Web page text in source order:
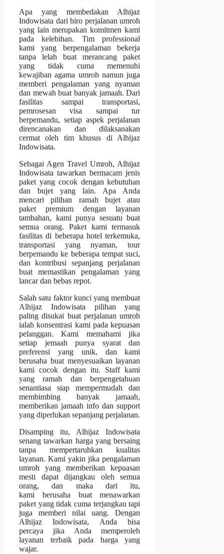
Apa yang membedakan Alhijaz
Indowisata dari biro perjalanan umroh
yang lain merupakan komitmen kami
pada kelebihan. Tim professional
kami yang berpengalaman bekerja
tanpa lelah buat merancang paket
yang tidak cuma memenuhi
kewajiban agama umroh namun juga
memberi pengalaman yang nyaman
dan mewah buat banyak jamaah. Dari
fasilitas sampai transportasi,
pemrosesan visa sampai tur
berpemandu, setiap aspek perjalanan
direncanakan dan dilaksanakan
cermat oleh tim khusus di Alhijaz
Indowisata.
Sebagai Agen Travel Umroh, Alhijaz
Indowisata tawarkan bermacam jenis
paket yang cocok dengan kebutuhan
dan bujet yang lain. Apa Anda
mencari pilihan ramah bujet atau
paket premium dengan layanan
tambahan, kami punya sesuatu buat
semua orang. Paket kami termasuk
fasilitas di beberapa hotel terkemuka,
transportasi yang nyaman, tour
berpemandu ke beberapa tempat suci,
dan kontribusi sepanjang perjalanan
buat memastikan pengalaman yang
lancar dan bebas repot.
Salah satu faktor kunci yang membuat
Alhijaz Indowisata pilihan yang
paling disukai buat perjalanan umroh
ialah konsentrasi kami pada kepuasan
pelanggan. Kami memahami jika
setiap jemaah punya syarat dan
preferensi yang unik, dan kami
berusaha buat menyesuaikan layanan
kami cocok dengan itu. Staff kami
yang ramah dan berpengetahuan
senantiasa siap mempermudah dan
membimbing banyak jamaah,
memberikan jamaah info dan support
yang diperlukan sepanjang perjalanan.
Disamping itu, Alhijaz Indowisata
senang tawarkan harga yang bersaing
tanpa mempertaruhkan kualitas
layanan. Kami yakin jika pengalaman
umroh yang memberikan kepuasan
mesti dapat dijangkau oleh semua
orang, dan maka dari itu,
kami berusaha buat menawarkan
paket yang tidak cuma terjangkau tapi
juga memberi nilai uang. Dengan
Alhijaz Indowisata, Anda bisa
percaya jika Anda memperoleh
layanan terbaik pada harga yang
wajar.